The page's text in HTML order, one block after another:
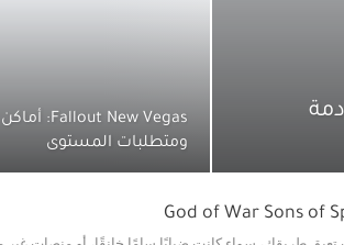
ومتطلبات المستوى